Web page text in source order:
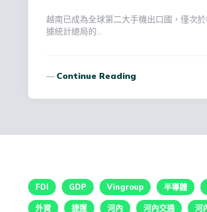
越南已成為全球第二大手機出口國，僅次
據統計總局的…
Continue Reading
FDI GDP Vingroup 半導體
外資 捷運 河內 河內交通 河